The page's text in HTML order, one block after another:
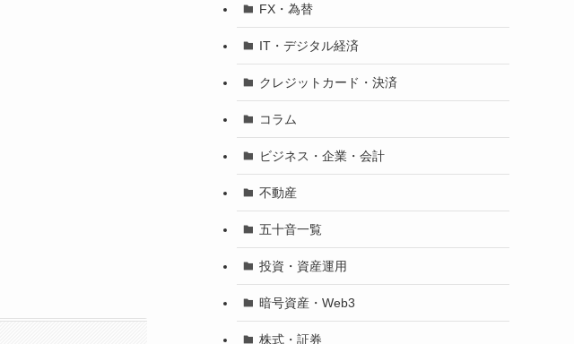
FX・為替
IT・デジタル経済
クレジットカード・決済
コラム
ビジネス・企業・会計
不動産
五十音一覧
投資・資産運用
暗号資産・Web3
株式・証券